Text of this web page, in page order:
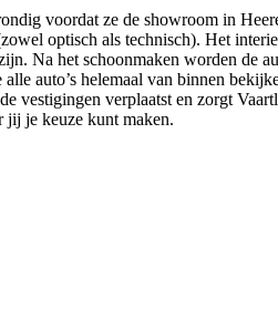
voordat ze de showroom in
optisch als technisch). Het
Na het schoonmaken worden de
auto’s helemaal van binnen
vestigingen verplaatst en zorgt
jij je keuze kunt maken.